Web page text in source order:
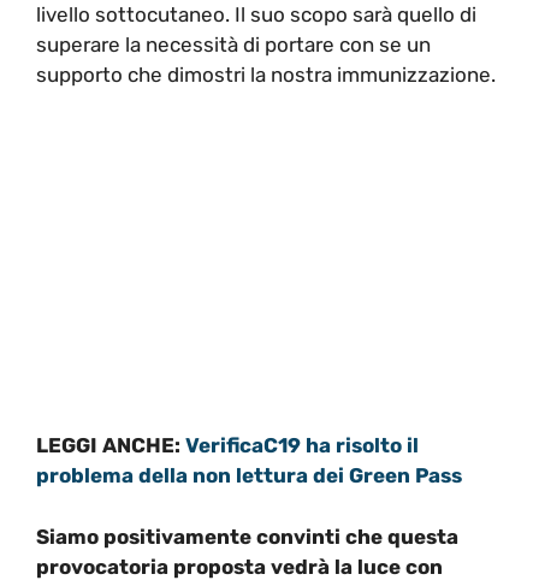
livello sottocutaneo. Il suo scopo sarà quello di
superare la necessità di portare con se un
supporto che dimostri la nostra immunizzazione.
LEGGI ANCHE: VerificaC19 ha risolto il
problema della non lettura dei Green Pass
Siamo positivamente convinti che questa
provocatoria proposta vedrà la luce con